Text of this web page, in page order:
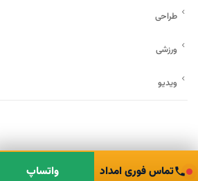
طراحی
ورزشی
ویدیو
تماس فوری امداد واتساپ